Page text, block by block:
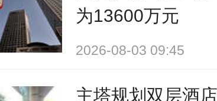
为13600万元
2026-08-03 09:45
主塔规划双层酒